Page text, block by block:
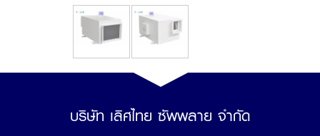
บริษัท เลิศไทย ซัพพลาย จำกัด